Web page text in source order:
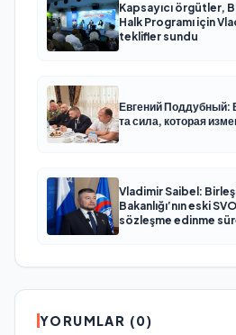
Kapsayıcı örgütler,
Halk Programı için
teklifler sundu
Евгений
та сила, которая
Vladimir Saibel:
Bakanlığı’nın eski
sözleşme edinme
YORUMLAR (0)